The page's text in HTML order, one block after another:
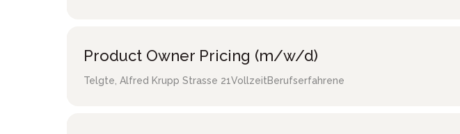
Product Owner Pricing (m/w/d)
Telgte Alfred Krupp Strasse 21VollzeitBerufserfahrene